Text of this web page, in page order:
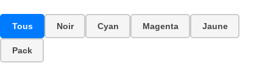
Tous Noir Cyan Magenta Jaune
Pack